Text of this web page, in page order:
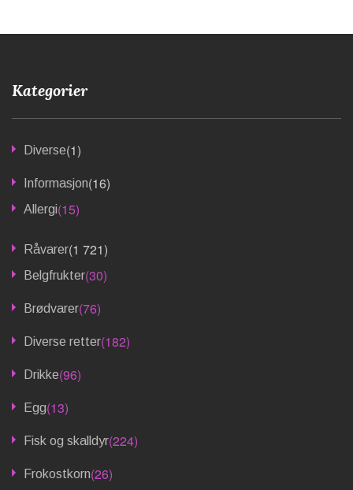
Kategorier
Diverse(1)
Informasjon(16)
Allergi(15)
Råvarer(1 721)
Belgfrukter(30)
Brødvarer(76)
Diverse retter(182)
Drikke(96)
Egg(13)
Fisk og skalldyr(224)
Frokostkorn(26)